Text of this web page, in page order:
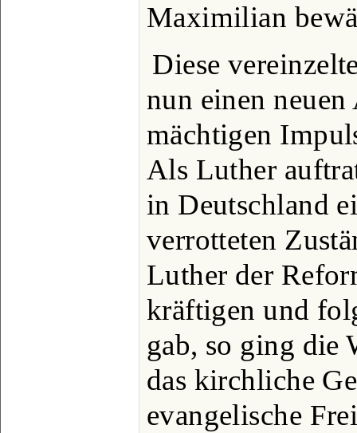
Maximilian
Diese
nun einen
mächtigen
Als Luther
in Deutschland
verrotteten
Luther der
kräftigen und
gab, so ging die
das kirchliche
evangelische